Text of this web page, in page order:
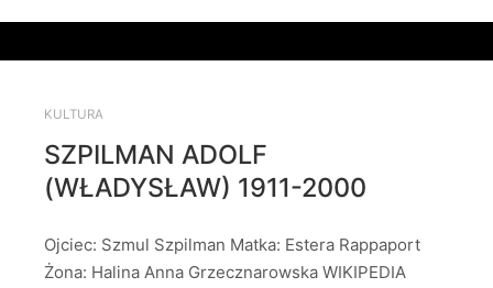
KULTURA
SZPILMAN ADOLF
(WŁADYSŁAW) 1911-2000
Ojciec: Szmul Szpilman Matka: Estera Rappaport
Żona: Halina Anna Grzecznarowska WIKIPEDIA